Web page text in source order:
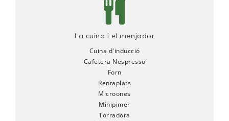
La cuina i el menjador
Cuina d'inducció
Cafetera Nespresso
Forn
Rentaplats
Microones
Minipimer
Torradora